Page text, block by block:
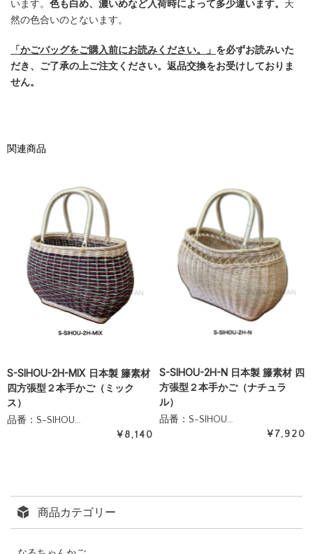
います。 色も白め、濃いめなど入荷時によって多少違います。 天
然の色合いのとないます。
「かごバッグをご購入前にお読みください。」 を必ずお読みいた
だき、ご了承の上ご注文ください。返品交換をお受けしておりま
せん。
関連商品
S-SIHOU-2H-MIX 日本製 籐素材
四方張型２本手かご（ミック
ス）
品番：S-SIHOU…
¥8,140
S-SIHOU-2H-N 日本製 籐素材 四
方張型２本手かご（ナチュラ
ル）
品番：S-SIHOU…
¥7,920
商品カテゴリー